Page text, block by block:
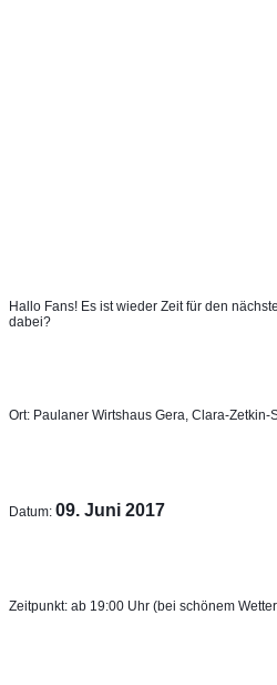
Hallo Fans! Es ist wieder Zeit für den
dabei?
Ort: Paulaner Wirtshaus Gera, Clara-Zetkin-
Datum: 09. Juni 2017
Zeitpunkt: ab 19:00 Uhr (bei schönem